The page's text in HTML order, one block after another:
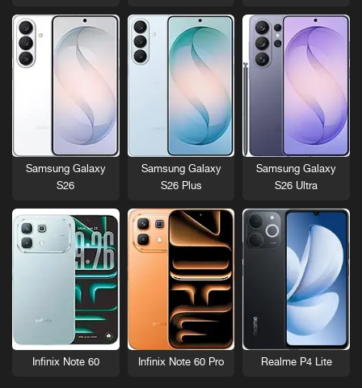
Samsung Galaxy
S26 Ultra
Samsung Galaxy
S26 Plus
Samsung Galaxy
S26
Realme P4 Lite
Infinix Note 60 Pro
Infinix Note 60